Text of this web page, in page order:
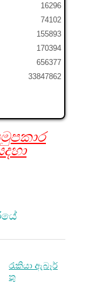
16296
74102
155893
170394
656377
33847862
රැකියා ඇබෑර්
තු